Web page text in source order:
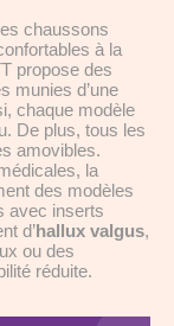
chaussons
à la
propose des
munies d’une
chaque modèle
De plus, tous les
amovibles.
la
des modèles
avec inserts
d’hallux valgus,
ou des
réduite.